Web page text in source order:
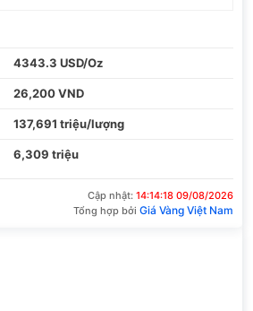
4343.3 USD/Oz
26,200 VND
137,691 triệu/lượng
6,309 triệu
Cập nhật: 14:14:18 09/08/2026
Tổng hợp bởi Giá Vàng Việt Nam